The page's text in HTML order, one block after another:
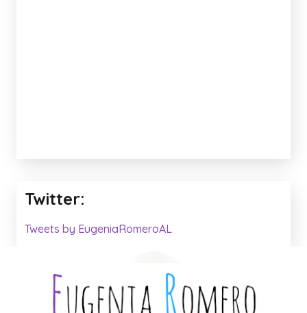
Twitter:
Tweets by EugeniaRomeroAL